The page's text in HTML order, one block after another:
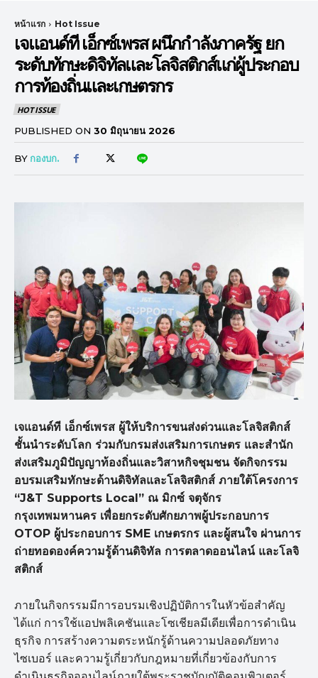
หน้าแรก Hot Issue
เจแอนด์ที เอ็กซ์เพรส ผนึกกำลังภาครัฐ ยก
ระดับทักษะดิจิทัลและโลจิสติกส์แก่ผู้ประกอบ
การท้องถิ่นและเกษตรกร
HOT ISSUE
PUBLISHED ON 30 มิถุนายน 2026
BY กองบก.
เจแอนด์ที เอ็กซ์เพรส ผู้ให้บริการขนส่งด่วนและโลจิสติกส์
ชั้นนำระดับโลก ร่วมกับกรมส่งเสริมการเกษตร และสำนัก
ส่งเสริมภูมิปัญญาท้องถิ่นและวิสาหกิจชุมชน จัดกิจกรรม
อบรมเสริมทักษะด้านดิจิทัลและโลจิสติกส์ ภายใต้โครงการ
“J&T Supports Local” ณ มิกซ์ จตุจักร
กรุงเทพมหานคร เพื่อยกระดับศักยภาพผู้ประกอบการ
OTOP ผู้ประกอบการ SME เกษตรกร และผู้สนใจ ผ่านการ
ถ่ายทอดองค์ความรู้ด้านดิจิทัล การตลาดออนไลน์ และโลจิ
สติกส์
ภายในกิจกรรมมีการอบรมเชิงปฏิบัติการในหัวข้อสำคัญ
ได้แก่ การใช้แอปพลิเคชันและโซเชียลมีเดียเพื่อการดำเนิน
ธุรกิจ การสร้างความตระหนักรู้ด้านความปลอดภัยทาง
ไซเบอร์ และความรู้เกี่ยวกับกฎหมายที่เกี่ยวข้องกับการ